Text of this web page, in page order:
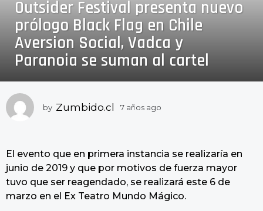
a
o
s
a
7
a
s
a
g
o
Outsider Festival presenta nuevo
prólogo Black Flag en Chile
Aversion Social, Vadca y
Paranoia se suman al cartel
by Zumbido.cl 7 años ago
s
a
g
o
El evento que en primera instancia se realizaría en
junio de 2019 y que por motivos de fuerza mayor
tuvo que ser reagendado, se realizará este 6 de
marzo en el Ex Teatro Mundo Mágico.